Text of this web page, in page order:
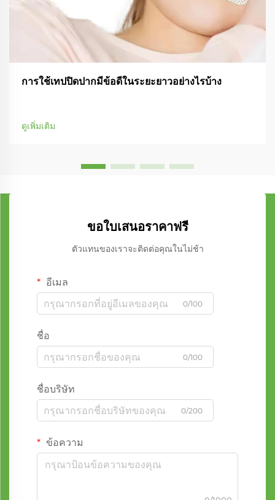
การใช้เทปปิดปากมีข้อดีในระยะยาวอย่างไรบ้าง
ดูเพิ่มเติม
ขอใบเสนอราคาฟรี
ตัวแทนของเราจะติดต่อคุณในไม่ช้า
อีเมล
0/100
ชื่อ
0/100
ชื่อบริษัท
0/200
ข้อความ